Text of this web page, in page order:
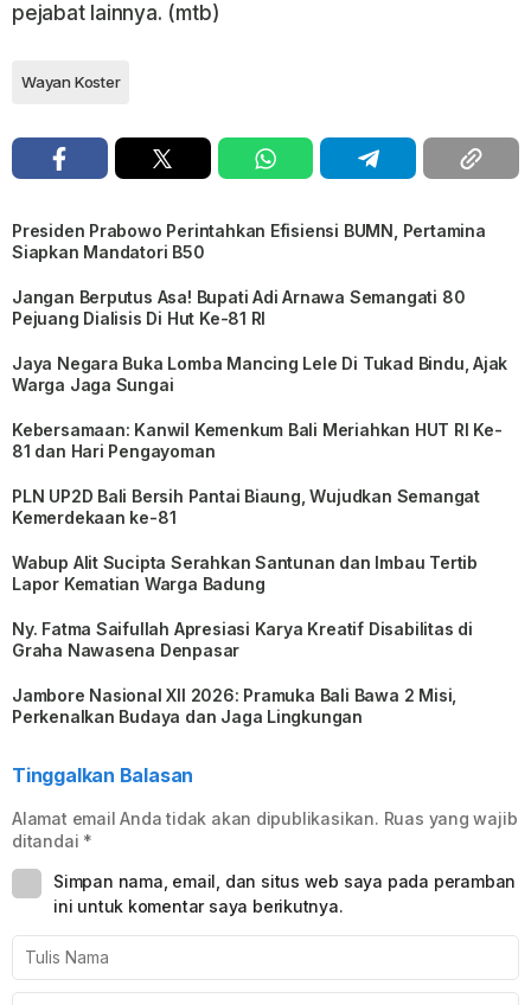
pejabat lainnya. (mtb)
Wayan Koster
Presiden Prabowo Perintahkan Efisiensi BUMN, Pertamina
Siapkan Mandatori B50
Jangan Berputus Asa! Bupati Adi Arnawa Semangati 80
Pejuang Dialisis Di Hut Ke-81 RI
Jaya Negara Buka Lomba Mancing Lele Di Tukad Bindu, Ajak
Warga Jaga Sungai
Kebersamaan: Kanwil Kemenkum Bali Meriahkan HUT RI Ke-
81 dan Hari Pengayoman
PLN UP2D Bali Bersih Pantai Biaung, Wujudkan Semangat
Kemerdekaan ke-81
Wabup Alit Sucipta Serahkan Santunan dan Imbau Tertib
Lapor Kematian Warga Badung
Ny. Fatma Saifullah Apresiasi Karya Kreatif Disabilitas di
Graha Nawasena Denpasar
Jambore Nasional XII 2026: Pramuka Bali Bawa 2 Misi,
Perkenalkan Budaya dan Jaga Lingkungan
Tinggalkan Balasan
Alamat email Anda tidak akan dipublikasikan. Ruas yang wajib
ditandai *
Simpan nama, email, dan situs web saya pada peramban
ini untuk komentar saya berikutnya.